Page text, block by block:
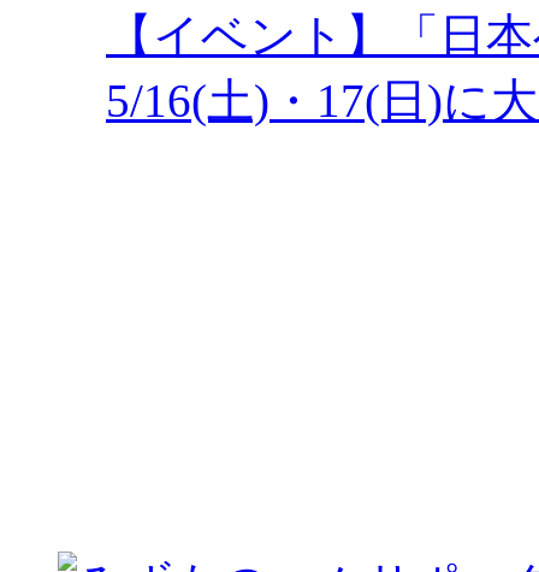
【イベント】「日
5/16(土)・17(日)に